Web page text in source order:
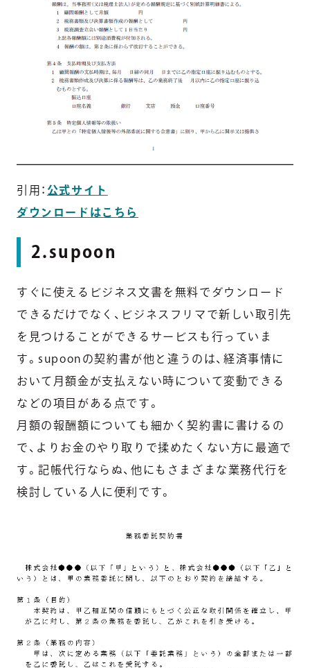
引用： 公式サイト
ダウンロードはこちら
2.supoon
すぐに使えるビジネス文書を無料でダウンロード
できるだけでなく、ビジネスフリマで新しい取引先
を見つけることができるサービスも行っていま
す。supoonの契約書が他と違うのは、経済事情に
おいて月額金が支払えない時について変動できる
などの項目がある点です。
月額の報酬額についても細かく契約書に書けるの
で、よりお金のやり取りで揉めたくない方に最適で
す。記帳代行ならぬ、他にもさまざまな業務代行を
検討している人に便利です。